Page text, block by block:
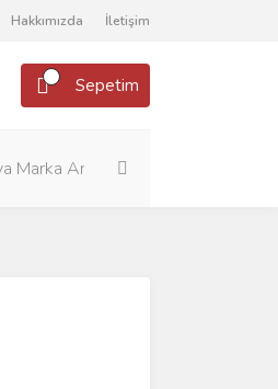
Hakkımızda İletişim
Sepetim